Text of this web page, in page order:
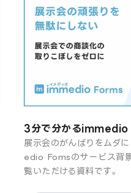
3分で分かる
展示会のがんばりをムダ
edio Fomsのサービス背景
覧いただける資料です。